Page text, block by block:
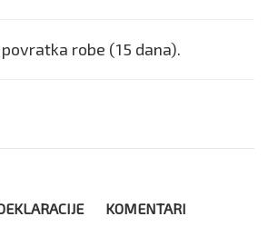
robe (15 dana).
KOMENTARI